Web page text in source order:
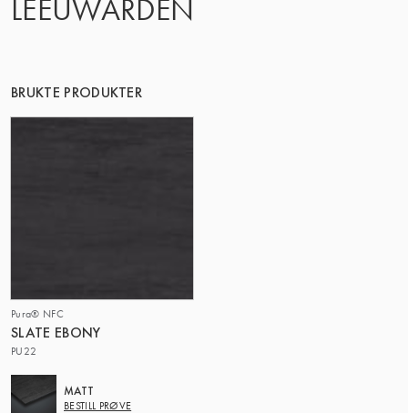
LEEUWARDEN
BRUKTE PRODUKTER
Pura® NFC
SLATE EBONY
PU22
MATT
BESTILL PRØVE